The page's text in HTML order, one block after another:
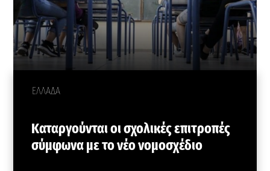
ΕΛΛΑΔΑ
Καταργούνται οι σχολικές επιτροπές
σύμφωνα με το νέο νομοσχέδιο